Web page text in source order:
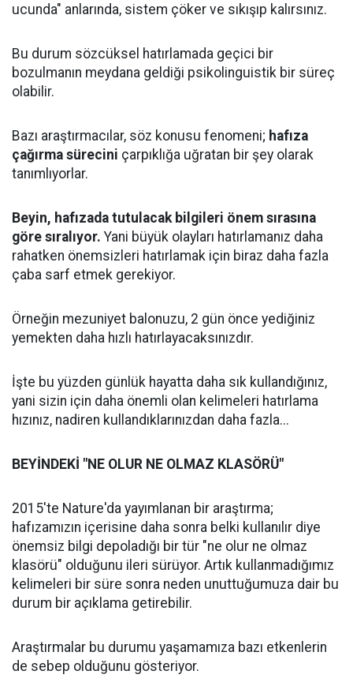
ucunda" anlarında, sistem çöker ve sıkışıp kalırsınız.
Bu durum sözcüksel hatırlamada geçici bir
bozulmanın meydana geldiği psikolinguistik bir süreç
olabilir.
Bazı araştırmacılar, söz konusu fenomeni; hafıza
çağırma sürecini çarpıklığa uğratan bir şey olarak
tanımlıyorlar.
Beyin, hafızada tutulacak bilgileri önem sırasına
göre sıralıyor. Yani büyük olayları hatırlamanız daha
rahatken önemsizleri hatırlamak için biraz daha fazla
çaba sarf etmek gerekiyor.
Örneğin mezuniyet balonuzu, 2 gün önce yediğiniz
yemekten daha hızlı hatırlayacaksınızdır.
İşte bu yüzden günlük hayatta daha sık kullandığınız,
yani sizin için daha önemli olan kelimeleri hatırlama
hızınız, nadiren kullandıklarınızdan daha fazla...
BEYİNDEKİ "NE OLUR NE OLMAZ KLASÖRÜ"
2015'te Nature'da yayımlanan bir araştırma;
hafızamızın içerisine daha sonra belki kullanılır diye
önemsiz bilgi depoladığı bir tür "ne olur ne olmaz
klasörü" olduğunu ileri sürüyor. Artık kullanmadığımız
kelimeleri bir süre sonra neden unuttuğumuza dair bu
durum bir açıklama getirebilir.
Araştırmalar bu durumu yaşamamıza bazı etkenlerin
de sebep olduğunu gösteriyor.